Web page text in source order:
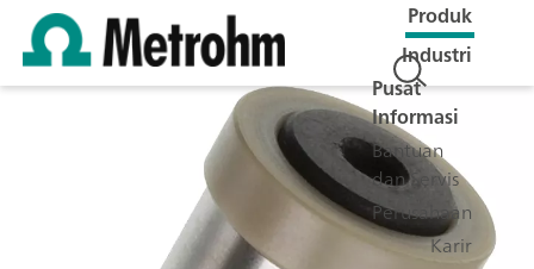
Produk
Industri
Pusat
Informasi
Bantuan
dan Servis
Perusahaan
Karir